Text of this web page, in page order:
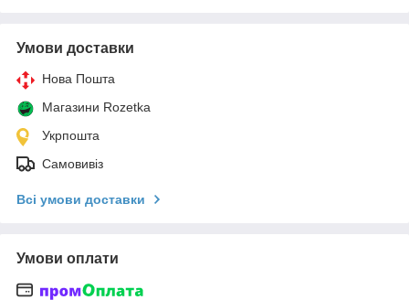
Умови доставки
Нова Пошта
Магазини Rozetka
Укрпошта
Самовивіз
Всі умови доставки
Умови оплати